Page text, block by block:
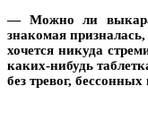
— Можно ли
знакомая
хочется никуда
каких-нибудь
без тревог,